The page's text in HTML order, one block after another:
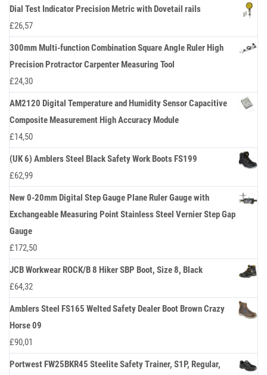
Dial Test Indicator Precision Metric with Dovetail rails
£26,57
300mm Multi-function Combination Square Angle Ruler High
Precision Protractor Carpenter Measuring Tool
£24,30
AM2120 Digital Temperature and Humidity Sensor Capacitive
Composite Measurement High Accuracy Module
£14,50
(UK 6) Amblers Steel Black Safety Work Boots FS199
£62,99
New 0-20mm Digital Step Gauge Plane Ruler Gauge with
Exchangeable Measuring Point Stainless Steel Vernier Step Gap
Gauge
£172,50
JCB Workwear ROCK/B 8 Hiker SBP Boot, Size 8, Black
£64,32
Amblers Steel FS165 Welted Safety Dealer Boot Brown Crazy
Horse 09
£90,01
Portwest FW25BKR45 Steelite Safety Trainer, S1P, Regular,